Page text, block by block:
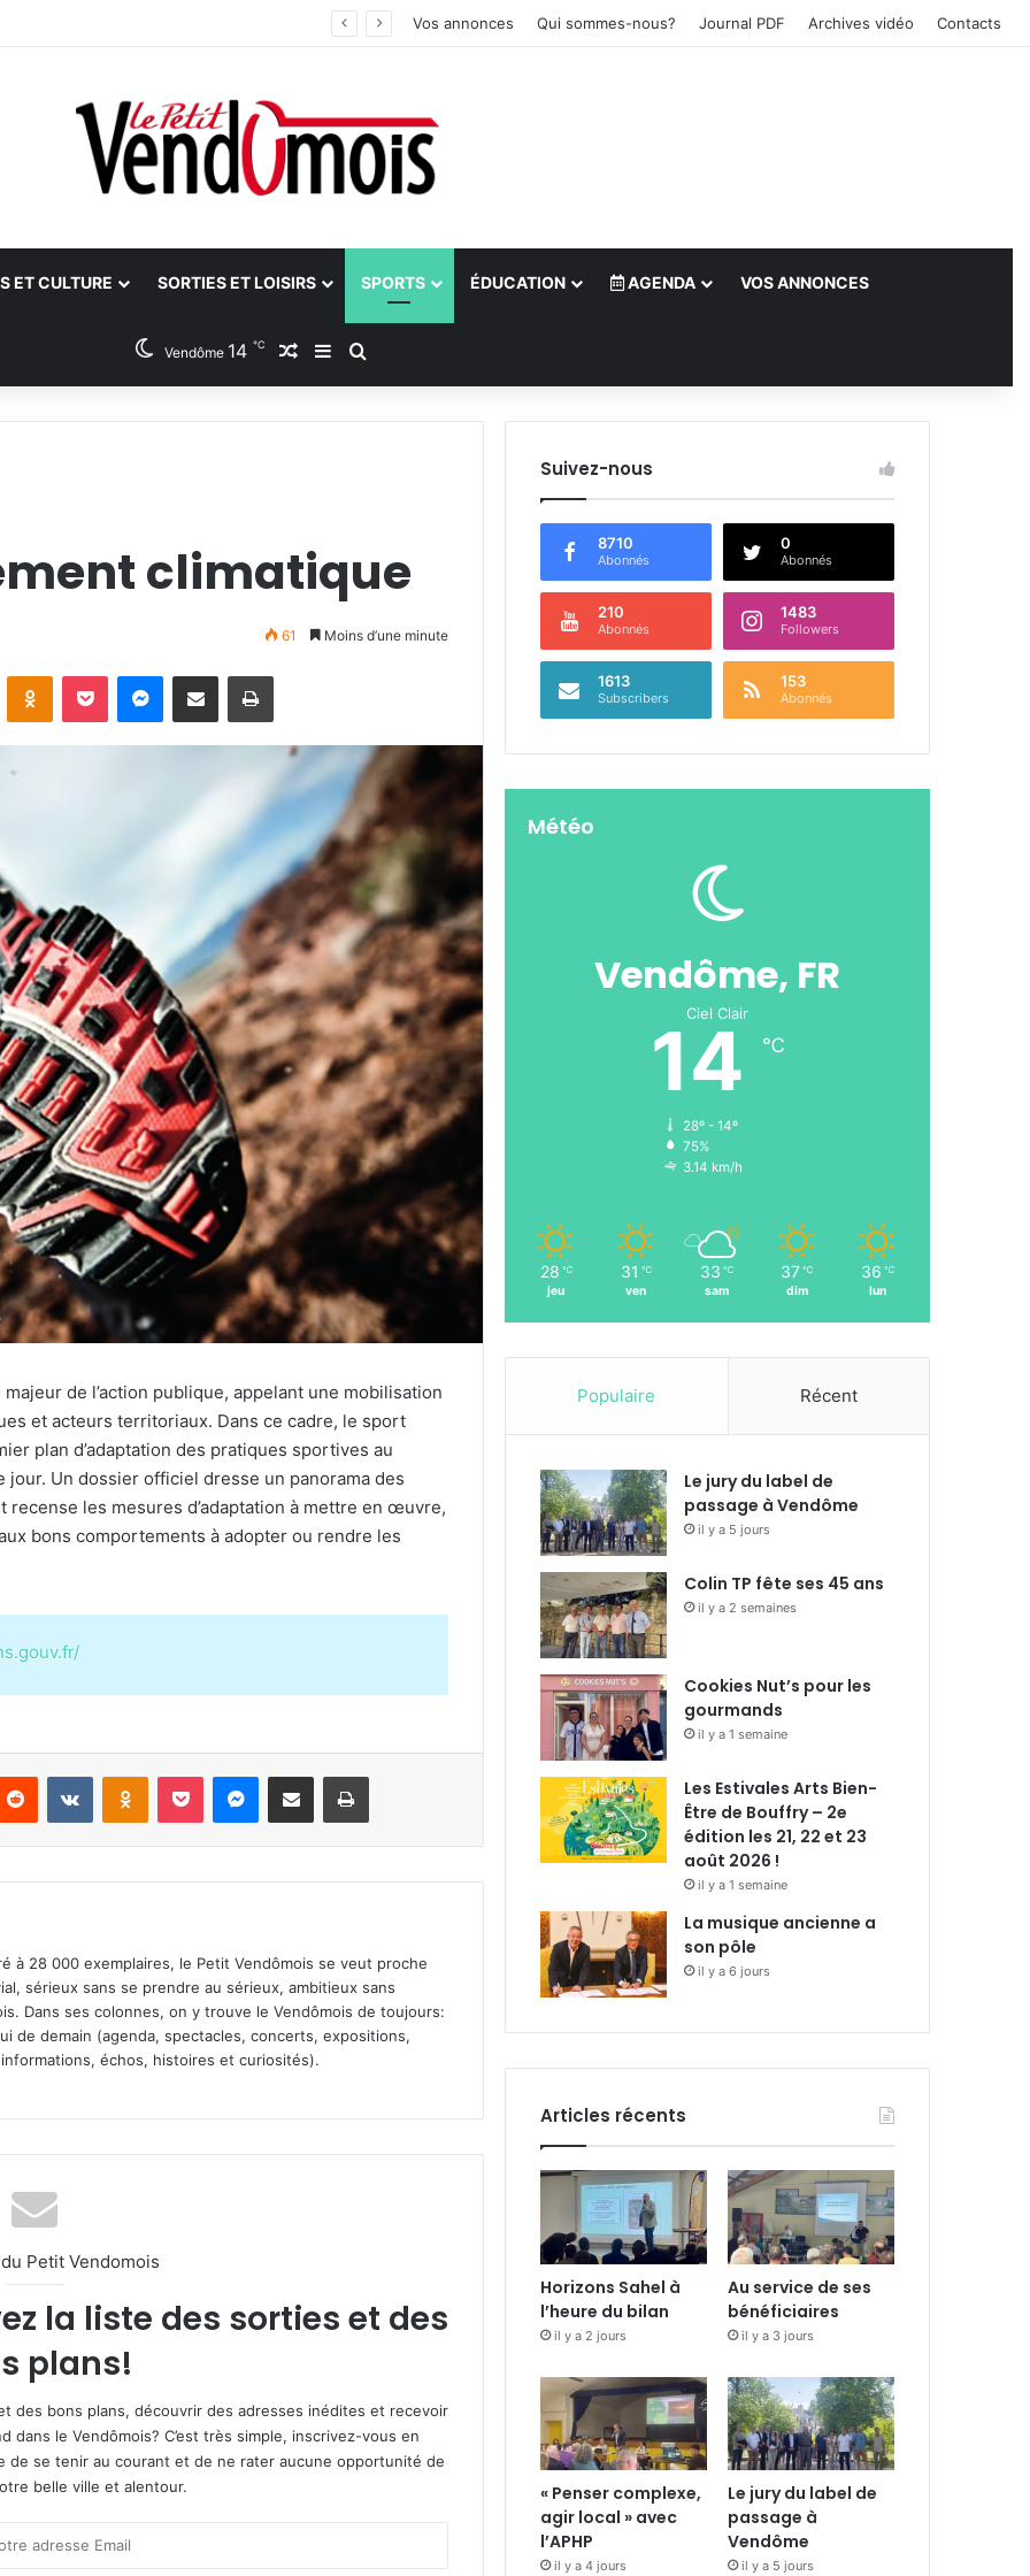
Vos annonces Qui sommes-nous? Journal PDF Archives vidéo Contacts
ET CULTURE SORTIES ET LOISIRS SPORTS ÉDUCATION AGENDA VOS ANNONCES
Vendôme 14 ℃ Article Aléatoire
Sidebar (barre latérale)
Rechercher
climatique
61 Moins d’une minute
de l’action publique, appelant une mobilisation
et acteurs territoriaux. Dans ce cadre, le sport
plan d’adaptation des pratiques sportives au
Un dossier officiel dresse un panorama des
les mesures d’adaptation à mettre en œuvre,
bons comportements à adopter ou rendre les
à 28 000 exemplaires, le Petit Vendômois se veut proche
sérieux sans se prendre au sérieux, ambitieux sans
Dans ses colonnes, on y trouve le Vendômois de toujours:
de demain (agenda, spectacles, concerts, expositions,
échos, histoires et curiosités).
Petit Vendomois
la liste des sorties et des
plans!
des bons plans, découvrir des adresses inédites et recevoir
le Vendômois? C’est très simple, inscrivez-vous en
de se tenir au courant et de ne rater aucune opportunité de
belle ville et alentour.
Suivez-nous
8710
Abonnés
0
Abonnés
210
Abonnés
1483
Followers
1613
Subscribers
153
Abonnés
Météo
Vendôme, FR
Ciel Clair
14 ℃
28º - 14º
75%
3.14 km/h
28 ℃
jeu
31 ℃
ven
33 ℃
sam
37 ℃
dim
36 ℃
lun
Populaire Récent
Le jury du label de
passage à Vendôme
il y a 5 jours
Colin TP fête ses 45 ans
il y a 2 semaines
Cookies Nut’s pour les
gourmands
il y a 1 semaine
Les Estivales Arts Bien-
Être de Bouffry – 2e
édition les 21, 22 et 23
août 2026 !
il y a 1 semaine
La musique ancienne a
son pôle
il y a 6 jours
Articles récents
Horizons Sahel à
l’heure du bilan
il y a 2 jours
Au service de ses
bénéficiaires
il y a 3 jours
« Penser complexe,
agir local » avec
l’APHP
il y a 4 jours
Le jury du label de
passage à
Vendôme
il y a 5 jours